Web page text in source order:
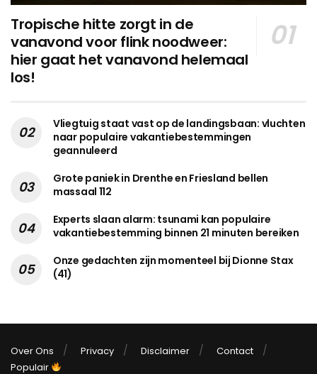
Tropische hitte zorgt in de
vanavond voor flink noodweer:
hier gaat het vanavond helemaal
los!
Vliegtuig staat vast op de landingsbaan: vluchten
naar populaire vakantiebestemmingen
geannuleerd
Grote paniek in Drenthe en Friesland bellen
massaal 112
Experts slaan alarm: tsunami kan populaire
vakantiebestemming binnen 21 minuten bereiken
Onze gedachten zijn momenteel bij Dionne Stax
(41)
Over Ons Privacy Disclaimer
Contact
Populair